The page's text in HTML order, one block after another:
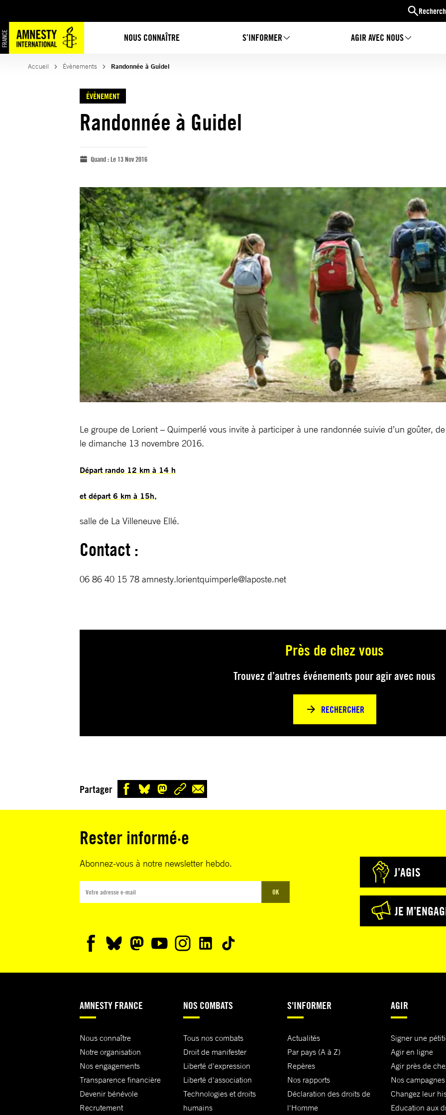
NOUS CONNAÎTRE S’INFORMER AGIR AVEC NOUS
Accueil Évènements Randonnée à Guidel
ÉVÈNEMENT
Randonnée à Guidel
Quand :Le 13 Nov 2016
Le groupe de Lorient – Quimperlé vous invite à participer à une randonnée suivie d’un goûter,
le dimanche 13 novembre 2016.
Départ rando 12 km à 14 h
et départ 6 km à 15h,
salle de La Villeneuve Ellé.
Contact :
06 86 40 15 78 amnesty.lorientquimperle@laposte.net
Près de chez vous
Trouvez d’autres événements pour agir avec nous
RECHERCHER
Partager
Rester informé·e
Abonnez-vous à notre newsletter hebdo.
OK
J’AGIS
JE
AMNESTY FRANCE
Nous connaître
Notre organisation
Nos engagements
Transparence financière
Devenir bénévole
Recrutement
NOS COMBATS
Tous nos combats
Droit de manifester
Liberté d'expression
Liberté d'association
Technologies et droits
humains
S'INFORMER
Actualités
Par pays (A à Z)
Repères
Nos rapports
Déclaration des droits de
l'Homme
AGIR
Signer une
Agir en ligne
Agir près de
Nos campagnes
Changez leur
Education aux